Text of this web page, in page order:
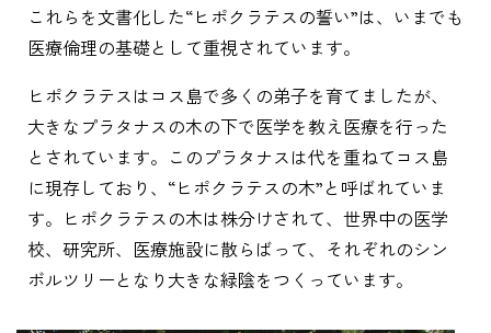
これらを文書化した“ヒポクラテスの誓い”は、いまでも
医療倫理の基礎として重視されています。
ヒポクラテスはコス島で多くの弟子を育てましたが、
大きなプラタナスの木の下で医学を教え医療を行った
とされています。このプラタナスは代を重ねてコス島
に現存しており、“ヒポクラテスの木”と呼ばれていま
す。ヒポクラテスの木は株分けされて、世界中の医学
校、研究所、医療施設に散らばって、それぞれのシン
ボルツリーとなり大きな緑陰をつくっています。